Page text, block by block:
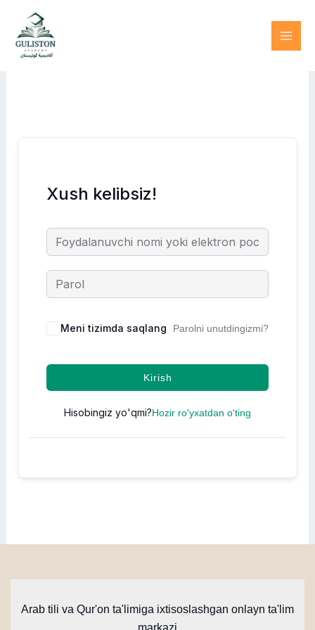
content
Xush kelibsiz!
Meni tizimda saqlang Parolni unutdingizmi?
Kirish
Hisobingiz yo'qmi?Hozir ro'yxatdan o'ting
Arab tili va Qur'on ta'limiga ixtisoslashgan onlayn ta'lim